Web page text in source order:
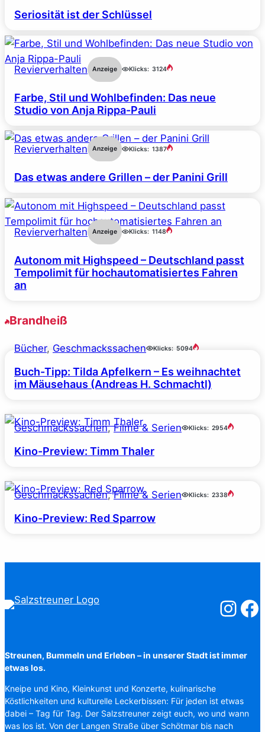
Seriosität ist der Schlüssel
Revierverhalten Anzeige Klicks: 3124
Farbe, Stil und Wohlbefinden: Das neue
Studio von Anja Rippa-Pauli
Revierverhalten Anzeige Klicks: 1387
Das etwas andere Grillen – der Panini Grill
Revierverhalten Anzeige Klicks: 1148
Autonom mit Highspeed – Deutschland passt
Tempolimit für hochautomatisiertes Fahren
an
Brandheiß
Bücher, Geschmackssachen Klicks: 5094
Buch-Tipp: Tilda Apfelkern – Es weihnachtet
im Mäusehaus (Andreas H. Schmachtl)
Geschmackssachen, Filme & Serien Klicks: 2954
Kino-Preview: Timm Thaler
Geschmackssachen, Filme & Serien Klicks: 2338
Kino-Preview: Red Sparrow
Streunen, Bummeln und Erleben – in unserer Stadt ist immer
etwas los.
Kneipe und Kino, Kleinkunst und Konzerte, kulinarische
Köstlichkeiten und kulturelle Leckerbissen: Für jeden ist etwas
dabei – Tag für Tag. Der Salzstreuner zeigt euch, wo und wann
was los ist. Von der Langen Straße über Schötmar bis nach